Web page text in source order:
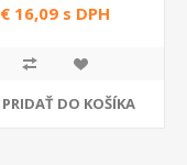
€ 16,09 s DPH
PRIDAŤ DO KOŠÍKA